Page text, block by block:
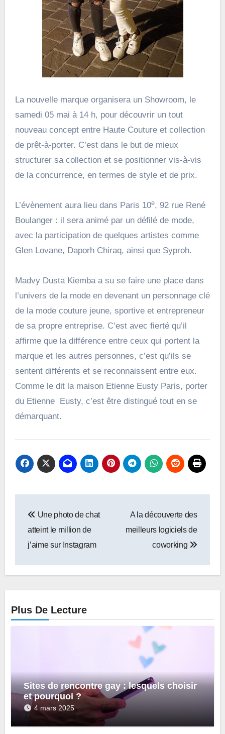
La nouvelle marque organisera un Showroom, le
samedi 05 mai à 14 h, pour découvrir un tout
nouveau concept entre Haute Couture et collection
de prêt-à-porter. C’est dans le but de mieux
structurer sa collection et se positionner vis-à-vis
de la concurrence, en termes de style et de prix.
L’évènement aura lieu dans Paris 10e, 92 rue René
Boulanger : il sera animé par un défilé de mode,
avec la participation de quelques artistes comme
Glen Lovane, Daporh Chiraq, ainsi que Syproh.
Madvy Dusta Kiemba a su se faire une place dans
l’univers de la mode en devenant un personnage clé
de la mode couture jeune, sportive et entrepreneur
de sa propre entreprise. C’est avec fierté qu’il
affirme que la différence entre ceux qui portent la
marque et les autres personnes, c’est qu’ils se
sentent différents et se reconnaissent entre eux.
Comme le dit la maison Etienne Eusty Paris, porter
du Etienne Eusty, c’est être distingué tout en se
démarquant.
de
l’article
Une photo de chat
atteint le million de
j’aime sur Instagram
A la découverte des
meilleurs logiciels de
coworking
Plus De Lecture
Sites de rencontre gay : lesquels choisir
et pourquoi ?
4 mars 2025